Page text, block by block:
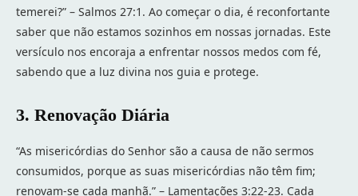
temerei?” – Salmos 27:1. Ao começar o dia, é reconfortante
saber que não estamos sozinhos em nossas jornadas. Este
versículo nos encoraja a enfrentar nossos medos com fé,
sabendo que a luz divina nos guia e protege.
3. Renovação Diária
“As misericórdias do Senhor são a causa de não sermos
consumidos, porque as suas misericórdias não têm fim;
renovam-se cada manhã.” – Lamentações 3:22-23. Cada